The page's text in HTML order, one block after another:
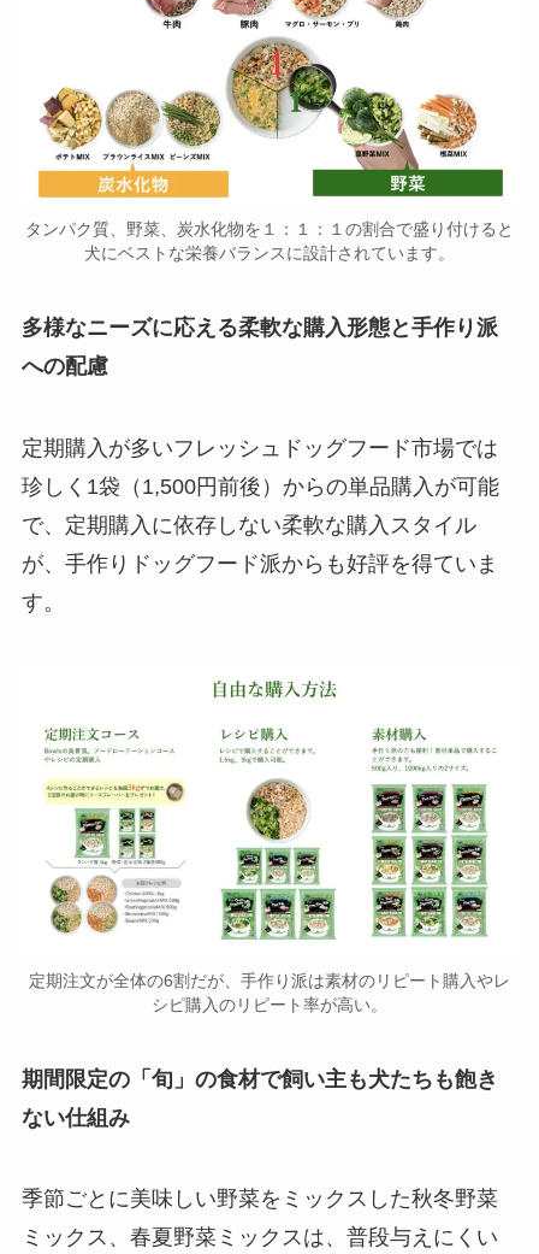
タンパク質、野菜、炭水化物を１：１：１の割合で盛り付けると
犬にベストな栄養バランスに設計されています。
多様なニーズに応える柔軟な購入形態と手作り派
への配慮
定期購入が多いフレッシュドッグフード市場では
珍しく1袋（1,500円前後）からの単品購入が可能
で、定期購入に依存しない柔軟な購入スタイル
が、手作りドッグフード派からも好評を得ていま
す。
定期注文が全体の6割だが、手作り派は素材のリピート購入やレ
シピ購入のリピート率が高い。
期間限定の「旬」の食材で飼い主も犬たちも飽き
ない仕組み
季節ごとに美味しい野菜をミックスした秋冬野菜
ミックス、春夏野菜ミックスは、普段与えにくい